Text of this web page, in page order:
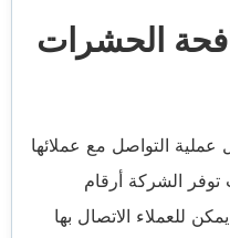
الحشرات
عملية التواصل مع عملائها
الشركة أرقام
للعملاء الاتصال بها